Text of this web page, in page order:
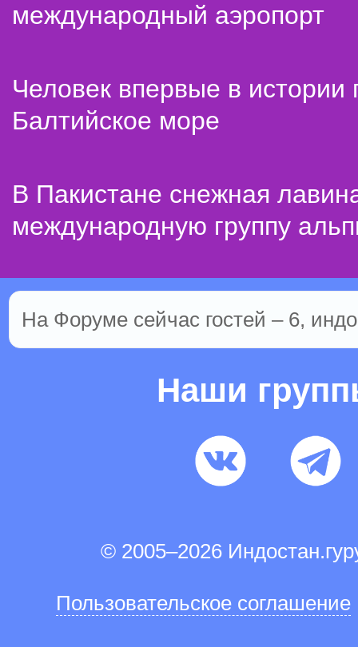
международный аэропорт
Человек впервые в истории
Балтийское море
В Пакистане снежная
международную группу
На Форуме сейчас гостей – 6,
Наши
© 2005–2026
Пользовательское соглашение